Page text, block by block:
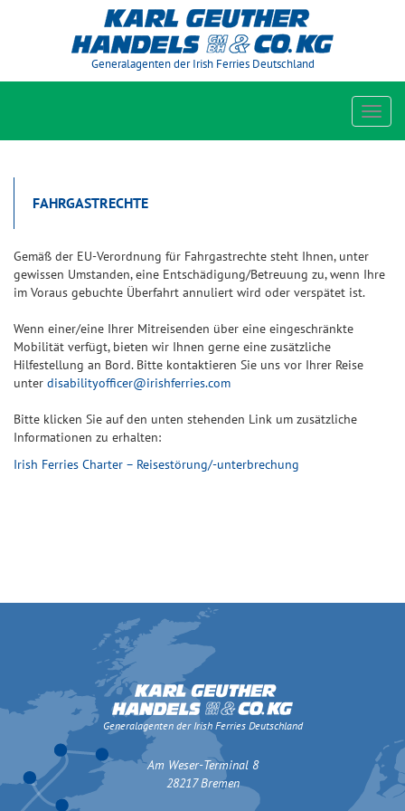
Generalagenten der Irish Ferries Deutschland
FAHRGASTRECHTE
Gemäß der EU-Verordnung für Fahrgastrechte steht Ihnen, unter
gewissen Umstanden, eine Entschädigung/Betreuung zu, wenn Ihre
im Voraus gebuchte Überfahrt annuliert wird oder verspätet ist.
Wenn einer/eine Ihrer Mitreisenden über eine eingeschränkte
Mobilität verfügt, bieten wir Ihnen gerne eine zusätzliche
Hilfestellung an Bord. Bitte kontaktieren Sie uns vor Ihrer Reise
unter disabilityofficer@irishferries.com
Bitte klicken Sie auf den unten stehenden Link um zusätzliche
Informationen zu erhalten:
Irish Ferries Charter – Reisestörung/-unterbrechung
Generalagenten der Irish Ferries Deutschland
Am Weser-Terminal 8
28217 Bremen